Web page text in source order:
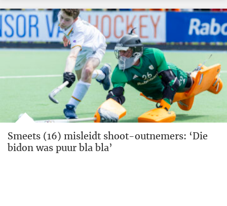
Smeets (16) misleidt shoot-outnemers: ‘Die
bidon was puur bla bla’